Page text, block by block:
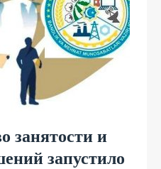
занятости и
запустило